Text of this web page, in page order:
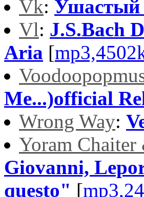
Vk: Ушастый
Vl: J.S.Bach
Aria [
Me...)official
Wrong Way:
Yoram Chaiter
Giovanni,
questo" [